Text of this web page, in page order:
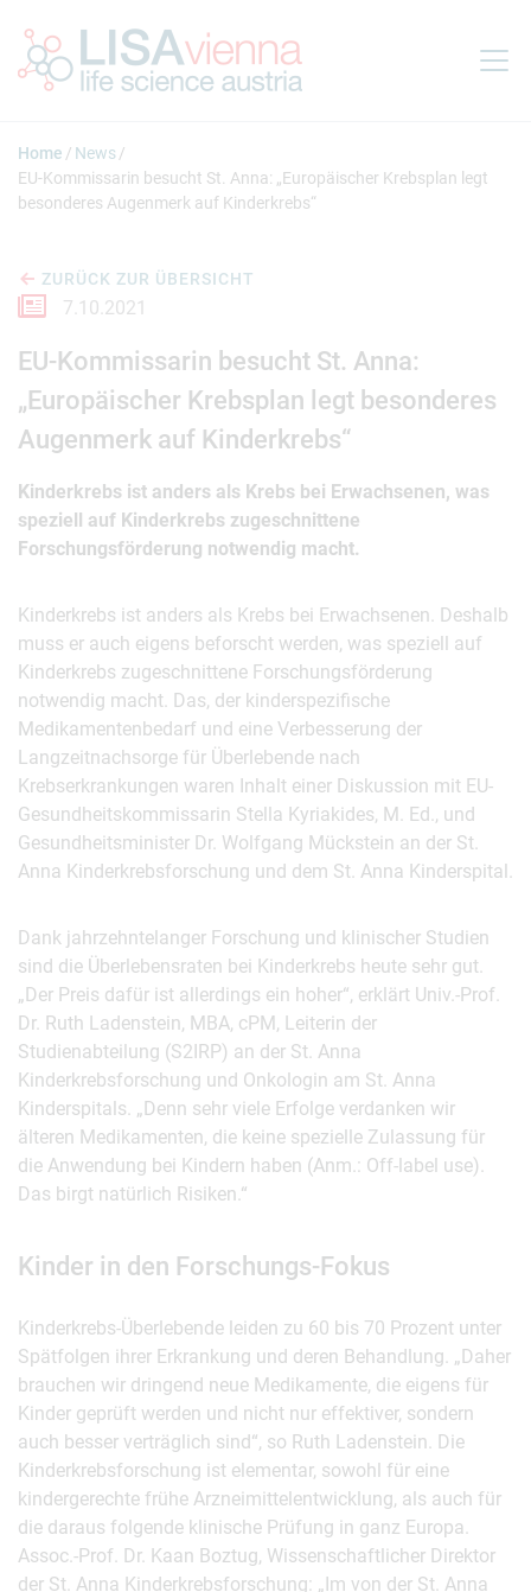
Home
News
EU-Kommissarin besucht St. Anna: „Europäischer Krebsplan legt
besonderes Augenmerk auf Kinderkrebs“
ZURÜCK ZUR ÜBERSICHT
7.10.2021
EU-Kommissarin besucht St. Anna:
„Europäischer Krebsplan legt besonderes
Augenmerk auf Kinderkrebs“
Kinderkrebs ist anders als Krebs bei Erwachsenen, was
speziell auf Kinderkrebs zugeschnittene
Forschungsförderung notwendig macht.
Kinderkrebs ist anders als Krebs bei Erwachsenen. Deshalb
muss er auch eigens beforscht werden, was speziell auf
Kinderkrebs zugeschnittene Forschungsförderung
notwendig macht. Das, der kinderspezifische
Medikamentenbedarf und eine Verbesserung der
Langzeitnachsorge für Überlebende nach
Krebserkrankungen waren Inhalt einer Diskussion mit EU-
Gesundheitskommissarin Stella Kyriakides, M. Ed., und
Gesundheitsminister Dr. Wolfgang Mückstein an der St.
Anna Kinderkrebsforschung und dem St. Anna Kinderspital.
Dank jahrzehntelanger Forschung und klinischer Studien
sind die Überlebensraten bei Kinderkrebs heute sehr gut.
„Der Preis dafür ist allerdings ein hoher“, erklärt Univ.-Prof.
Dr. Ruth Ladenstein, MBA, cPM, Leiterin der
Studienabteilung (S2IRP) an der St. Anna
Kinderkrebsforschung und Onkologin am St. Anna
Kinderspitals. „Denn sehr viele Erfolge verdanken wir
älteren Medikamenten, die keine spezielle Zulassung für
die Anwendung bei Kindern haben (Anm.: Off-label use).
Das birgt natürlich Risiken.“
Kinder in den Forschungs-Fokus
Kinderkrebs-Überlebende leiden zu 60 bis 70 Prozent unter
Spätfolgen ihrer Erkrankung und deren Behandlung. „Daher
brauchen wir dringend neue Medikamente, die eigens für
Kinder geprüft werden und nicht nur effektiver, sondern
auch besser verträglich sind“, so Ruth Ladenstein. Die
Kinderkrebsforschung ist elementar, sowohl für eine
kindergerechte frühe Arzneimittelentwicklung, als auch für
die daraus folgende klinische Prüfung in ganz Europa.
Assoc.-Prof. Dr. Kaan Boztug, Wissenschaftlicher Direktor
der St. Anna Kinderkrebsforschung: „Im von der St. Anna